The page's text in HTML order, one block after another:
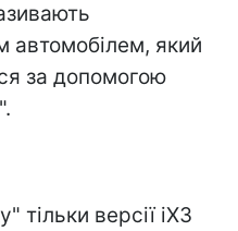
автомобілем, який
за допомогою
тільки версії iX3